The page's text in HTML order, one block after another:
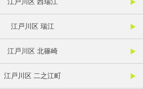
江戸川区 瑞江
江戸川区 北篠崎
江戸川区 二之江町